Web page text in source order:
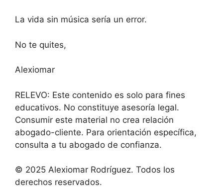
La vida sin música sería un error.
No te quites,
Alexiomar
RELEVO: Este contenido es solo para fines
educativos. No constituye asesoría legal.
Consumir este material no crea relación
abogado-cliente. Para orientación específica,
consulta a tu abogado de confianza.
© 2025 Alexiomar Rodríguez. Todos los
derechos reservados.